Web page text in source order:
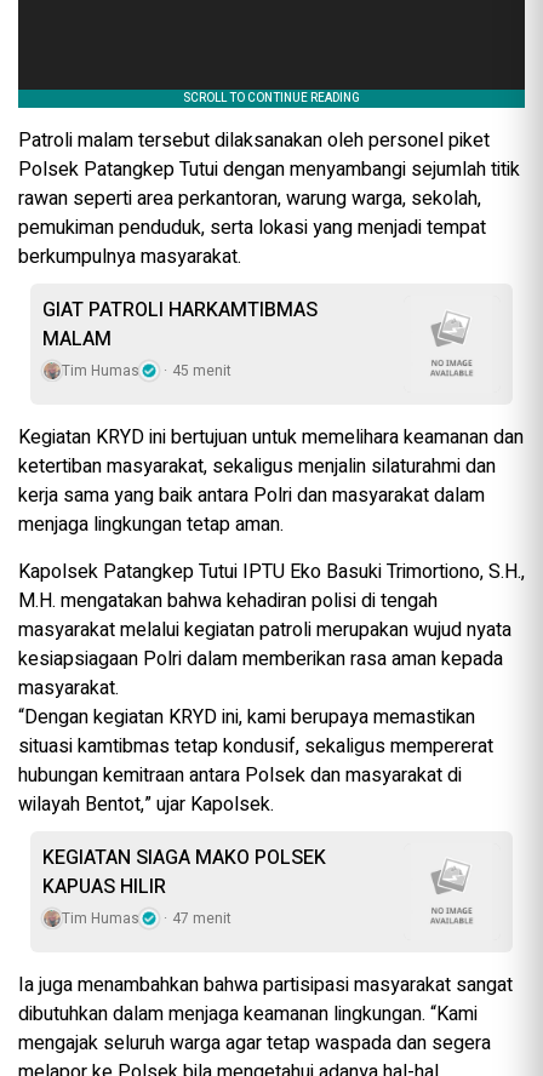
Patroli malam tersebut dilaksanakan oleh personel piket
Polsek Patangkep Tutui dengan menyambangi sejumlah titik
rawan seperti area perkantoran, warung warga, sekolah,
pemukiman penduduk, serta lokasi yang menjadi tempat
berkumpulnya masyarakat.
GIAT PATROLI HARKAMTIBMAS
MALAM
Tim Humas 45 menit
Kegiatan KRYD ini bertujuan untuk memelihara keamanan dan
ketertiban masyarakat, sekaligus menjalin silaturahmi dan
kerja sama yang baik antara Polri dan masyarakat dalam
menjaga lingkungan tetap aman.
Kapolsek Patangkep Tutui IPTU Eko Basuki Trimortiono, S.H.,
M.H. mengatakan bahwa kehadiran polisi di tengah
masyarakat melalui kegiatan patroli merupakan wujud nyata
kesiapsiagaan Polri dalam memberikan rasa aman kepada
masyarakat.
“Dengan kegiatan KRYD ini, kami berupaya memastikan
situasi kamtibmas tetap kondusif, sekaligus mempererat
hubungan kemitraan antara Polsek dan masyarakat di
wilayah Bentot,” ujar Kapolsek.
KEGIATAN SIAGA MAKO POLSEK
KAPUAS HILIR
Tim Humas 47 menit
Ia juga menambahkan bahwa partisipasi masyarakat sangat
dibutuhkan dalam menjaga keamanan lingkungan. “Kami
mengajak seluruh warga agar tetap waspada dan segera